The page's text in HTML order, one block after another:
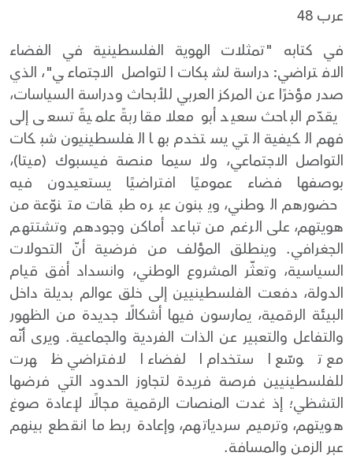
عرب 48
في كتابه "تمثلات الهوية الفلسطينية في الفضاء
الافتراضي: دراسة لشبكات التواصل الاجتماعي"، الذي
صدر مؤخرًا عن المركز العربي للأبحاث ودراسة السياسات،
يقدّم الباحث سعيد أبو معلا مقاربةً علميةً تسعى إلى
فهم الكيفية التي يستخدم بها الفلسطينيون شبكات
التواصل الاجتماعي، ولا سيما منصة فيسبوك (ميتا)،
بوصفها فضاء عموميًا افتراضيًا يستعيدون فيه
حضورهم الوطني، ويبنون عبره طبقات متنوّعة من
هويتهم، على الرغم من تباعد أماكن وجودهم وتشتتهم
الجغرافي. وينطلق المؤلف من فرضية أنّ التحولات
السياسية، وتعثّر المشروع الوطني، وانسداد أفق قيام
الدولة، دفعت الفلسطينيين إلى خلق عوالم بديلة داخل
البيئة الرقمية، يمارسون فيها أشكالًا جديدة من الظهور
والتفاعل والتعبير عن الذات الفردية والجماعية. ويرى أنّه
مع توسّع استخدام الفضاء الافتراضي ظهرت
للفلسطينيين فرصة فريدة لتجاوز الحدود التي فرضها
التشظي؛ إذ غدت المنصات الرقمية مجالًا لإعادة صوغ
هويتهم، وترميم سردياتهم، وإعادة ربط ما انقطع بينهم
عبر الزمن والمسافة.